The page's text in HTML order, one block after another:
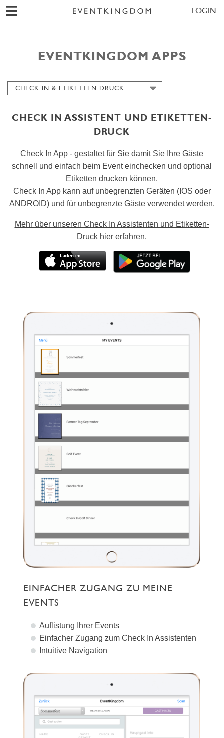
LOGIN
EVENTKINGDOM APPS
EMPFANGS- & GÄSTEMANAGEMENT
CHECK IN & ETIKETTEN-DRUCK
CHECK IN ASSISTENT UND ETIKETTEN-
DRUCK
Check In App - gestaltet für Sie damit Sie Ihre Gäste
schnell und einfach beim Event einchecken und optional
Etiketten drucken können.
Check In App kann auf unbegrenzten Geräten (IOS oder
ANDROID) und für unbegrenzte Gäste verwendet werden.
Mehr über unseren Check In Assistenten und Etiketten-
Druck hier erfahren.
EINFACHER ZUGANG ZU MEINE
EVENTS
Auflistung Ihrer Events
Einfacher Zugang zum Check In Assistenten
Intuitive Navigation